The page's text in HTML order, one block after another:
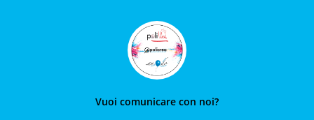
Vuoi comunicare con noi?